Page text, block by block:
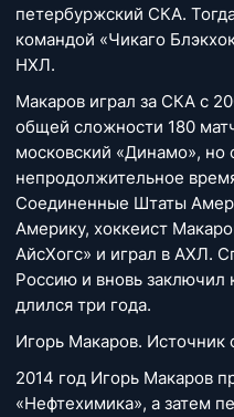
петербуржский СКА.
командой «Чикаго
НХЛ.
Макаров играл за СКА с
общей сложности 180
московский «Динамо», но
непродолжительное
Соединенные Штаты
Америку, хоккеист
АйсХогс» и играл в АХЛ.
Россию и вновь заключил
длился три года.
Игорь Макаров. Источник
2014 год Игорь Макаров
«Нефтехимика», а затем